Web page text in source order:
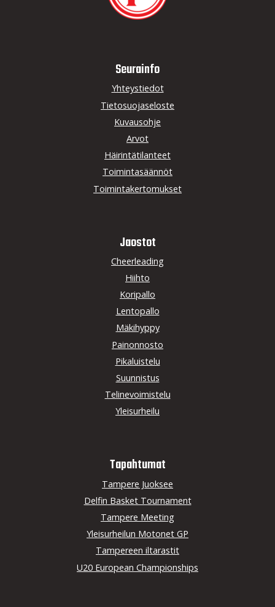
Seurainfo
Yhteystiedot
Tietosuojaseloste
Kuvausohje
Arvot
Häirintätilanteet
Toimintasäännöt
Toimintakertomukset
Jaostot
Cheerleading
Hiihto
Koripallo
Lentopallo
Mäkihyppy
Painonnosto
Pikaluistelu
Suunnistus
Telinevoimistelu
Yleisurheilu
Tapahtumat
Tampere Juoksee
Delfin Basket Tournament
Tampere Meeting
Yleisurheilun Motonet GP
Tampereen iltarastit
U20 European Championships